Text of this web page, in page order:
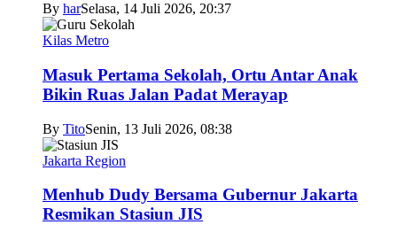
By harSelasa, 14 Juli 2026, 20:37
Kilas Metro
Masuk Pertama Sekolah, Ortu Antar Anak
Bikin Ruas Jalan Padat Merayap
By TitoSenin, 13 Juli 2026, 08:38
Jakarta Region
Menhub Dudy Bersama Gubernur Jakarta
Resmikan Stasiun JIS